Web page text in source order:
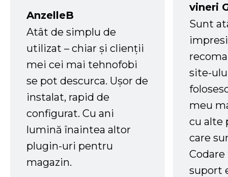
AnzelleB
Atât de simplu de
utilizat – chiar și clienții
mei cei mai tehnofobi
se pot descurca. Ușor de
instalat, rapid de
configurat. Cu ani
lumină înaintea altor
plugin-uri pentru
magazin.
vineri
Sunt
site-
meu
cu alte
care
suport